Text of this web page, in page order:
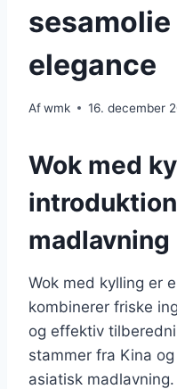
elegance
Afwmk 16. december
Wok med
madlavning
Wok med kylling er
kombinerer friske
og effektiv
stammer fra Kina
asiatisk